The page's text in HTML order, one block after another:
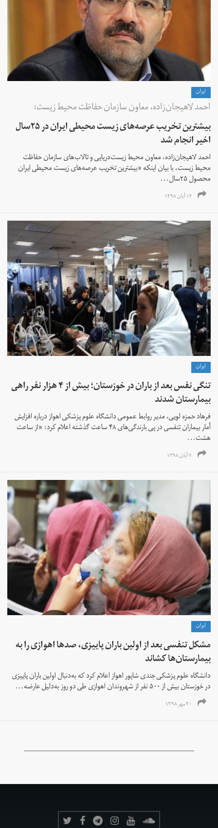
ايران
احمد لاهیجان‌زاده، معاون سازمان حفاظت محیط زیست:
بیشترین تخریب عرصه‌های زیست محیطی ایران در ۲۵سال
اخیر انجام شد
احمد لاهیجان‌زاده، معاون محیط زیست‌دریایی و تالاب‌های سازمان حفاظت
محیط‌ زیست، با بیان اینکه «بیشترین تخریب عرصه‌های زیست محیطی ایران
محصول ۲۵سال...
۱۲ آبان ۱۳۹۸
ايران
تنگی نفس بعد از باران در خوزستان؛ بیش از ۴ هزار نفر راهی
بیمارستان شدند
فرهاد حمزه لویی، مدیر روابط عمومی دانشگاه علوم پزشکی اهواز درباره افزایش
آمار بیماران تنفسی در پی بارندگی‌های ۴۸ ساعت گذشته اعلام کرد: «از ساعت
هشت...
۷ آبان ۱۳۹۸
ايران
مشکل تنفسی بعد از اولین باران پاییزی، صدها اهوازی را به
بیمارستان‌ها کشاند
دانشگاه علوم پزشکی جندی شاپور اهواز اعلام کرد که به‌دنبال اولین باران پاییزی
در خوزستان بیش از ۵۰۰ نفر از شهروندان اهوازی طی دو روز به‌دلیل عارضه...
۳۰ مهر ۱۳۹۸